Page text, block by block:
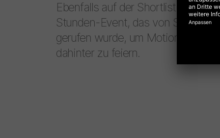
Ebenfalls auf der Shortlist ist das
Stunden-Event, das von
gerufen wurde, um Motion
dahinter zu feiern.